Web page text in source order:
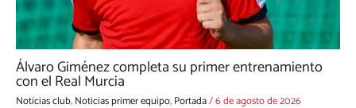
Álvaro Giménez completa su primer entrenamiento
con el Real Murcia
Noticias club,Noticias primer equipo,Portada/6 de agosto de 2026